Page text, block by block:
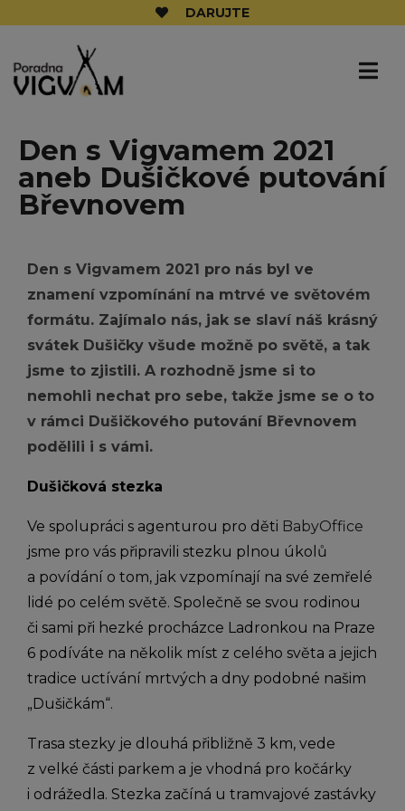
DARUJTE
Den s Vigvamem 2021
aneb Dušičkové putování
Břevnovem
Den s Vigvamem 2021 pro nás byl ve
znamení vzpomínání na mtrvé ve světovém
formátu. Zajímalo nás, jak se slaví náš krásný
svátek Dušičky všude možně po světě, a tak
jsme to zjistili. A rozhodně jsme si to
nemohli nechat pro sebe, takže jsme se o to
v rámci Dušičkového putování Břevnovem
podělili i s vámi.
Dušičková stezka
Ve spolupráci s agenturou pro děti BabyOffice
jsme pro vás připravili stezku plnou úkolů
a povídání o tom, jak vzpomínají na své zemřelé
lidé po celém světě. Společně se svou rodinou
či sami při hezké procházce Ladronkou na Praze
6 podíváte na několik míst z celého světa a jejich
tradice uctívání mrtvých a dny podobné našim
„Dušičkám“.
Trasa stezky je dlouhá přibližně 3 km, vede
z velké části parkem a je vhodná pro kočárky
i odrážedla. Stezka začíná u tramvajové zastávky